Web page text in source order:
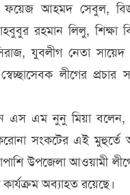
ফয়েজ আহমদ সেবুল,
রহমান লিলু, শিক্ষা
যুবলীগ নেতা
লীগের প্রচার
এস এম নুনু মিয়া বলেন,
করোনা সংকটের এই মুহুর্তে
উপজেলা আওয়ামী
অব্যাহত রয়েছে।